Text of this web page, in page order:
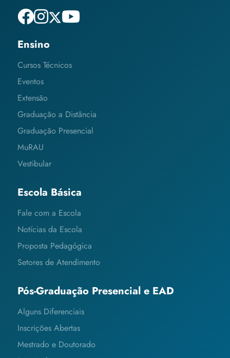
Ensino
Cursos Técnicos
Eventos
Extensão
Graduação a Distância
Graduação Presencial
MuRAU
Vestibular
Escola Básica
Fale com a Escola
Notícias da Escola
Proposta Pedagógica
Setores de Atendimento
Pós-Graduação Presencial e EAD
Alguns Diferenciais
Inscrições Abertas
Mestrado e Doutorado